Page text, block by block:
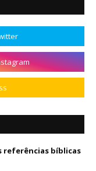
referências bíblicas